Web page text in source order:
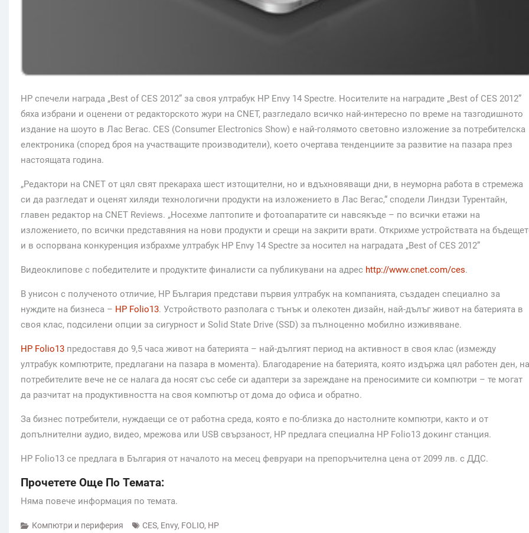
HP спечели награда „Best of CES 2012” за своя ултрабук HP Envy 14 Spectre. Носителите на наградите „Best of CES 2012”
бяха избрани и оценени от редакторското жури на CNET, разгледало всичко най-интересно по време на тазгодишното
издание на шоуто в Лас Вегас. CES (Consumer Electronics Show) е най-голямото световно изложение за потребителска
електроника (според броя на участващите производители), което очертава тенденциите за развитие на пазара през
настоящата година.
„Редактори на CNET от цял свят прекараха шест изтощителни, но и вдъхновяващи дни, в неуморна работа в стремежа
си да разгледат и оценят хиляди технологични продукти на изложението в Лас Вегас,“ сподели Линдзи Турентайн,
главен редактор на CNET Reviews. „Носехме лаптопите и фотоапаратите си навсякъде – по всички етажи на
изложението, по всички представяния на нови продукти и срещи на закрити врати. Открихме устройствата на
и в оспорвана конкуренция избрахме ултрабук HP Envy 14 Spectre за носител на наградата „Best of CES 2012”
Видеоклипове с победителите и продуктите финалисти са публикувани на адрес http://www.cnet.com/ces.
В унисон с полученото отличие, HP България представи първия ултрабук на компанията, създаден специално за
нуждите на бизнеса – HP Folio13. Устройството разполага с тънък и олекотен дизайн, най-дълъг живот на батерията в
своя клас, подсилени опции за сигурност и Solid State Drive (SSD) за пълноценно мобилно изживяване.
HP Folio13 предоставя до 9,5 часа живот на батерията – най-дългият период на активност в своя клас (измежду
ултрабук компютрите, предлагани на пазара в момента). Благодарение на батерията, която издържа цял работен ден, на
потребителите вече не се налага да носят със себе си адаптери за зареждане на преносимите си компютри – те могат
да разчитат на продуктивността на своя компютър от дома до офиса и обратно.
За бизнес потребители, нуждаещи се от работна среда, която е по-близка до настолните компютри, както и от
допълнителни аудио, видео, мрежова или USB свързаност, НР предлага специална HP Folio13 докинг станция.
HP Folio13 се предлага в България от началото на месец февруари на препоръчителна цена от 2099 лв. с ДДС.
Прочетете Още По Темата:
Няма повече информация по темата.
Компютри и периферия CES, Envy, FOLIO, HP